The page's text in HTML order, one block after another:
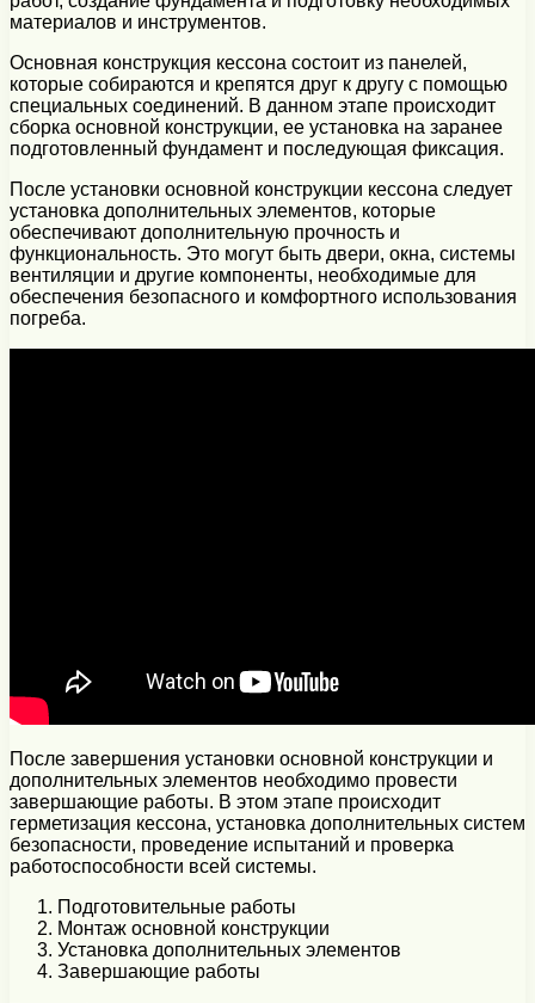
материалов и инструментов.
Основная конструкция кессона состоит из панелей,
которые собираются и крепятся друг к другу с помощью
специальных соединений. В данном этапе происходит
сборка основной конструкции, ее установка на заранее
подготовленный фундамент и последующая фиксация.
После установки основной конструкции кессона следует
установка дополнительных элементов, которые
обеспечивают дополнительную прочность и
функциональность. Это могут быть двери, окна, системы
вентиляции и другие компоненты, необходимые для
обеспечения безопасного и комфортного использования
погреба.
После завершения установки основной конструкции и
дополнительных элементов необходимо провести
завершающие работы. В этом этапе происходит
герметизация кессона, установка дополнительных систем
безопасности, проведение испытаний и проверка
работоспособности всей системы.
Подготовительные работы
Монтаж основной конструкции
Установка дополнительных элементов
Завершающие работы